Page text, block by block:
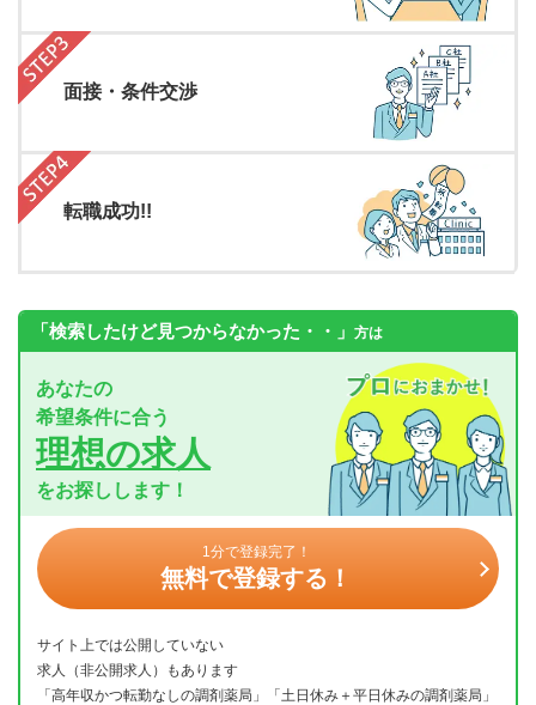
面接・条件交渉
転職成功!!
「検索したけど見つからなかった・・」 方は
あなたの
希望条件に合う
理想の求人
をお探しします！
1分で登録完了！
無料で登録する！
サイト上では公開していない
求人（非公開求人）もあります
「高年収かつ転勤なしの調剤薬局」「土日休み＋平日休みの調剤薬局」